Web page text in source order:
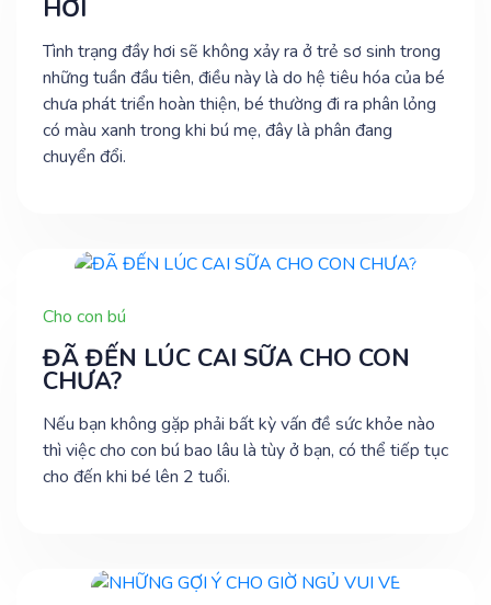
HƠI
Tình trạng đầy hơi sẽ không xảy ra ở trẻ sơ sinh trong
những tuần đầu tiên, điều này là do hệ tiêu hóa của bé
chưa phát triển hoàn thiện, bé thường đi ra phân lỏng
có màu xanh trong khi bú mẹ, đây là phân đang
chuyển đổi.
Cho con bú
ĐÃ ĐẾN LÚC CAI SỮA CHO CON
CHƯA?
Nếu bạn không gặp phải bất kỳ vấn đề sức khỏe nào
thì việc cho con bú bao lâu là tùy ở bạn, có thể tiếp tục
cho đến khi bé lên 2 tuổi.